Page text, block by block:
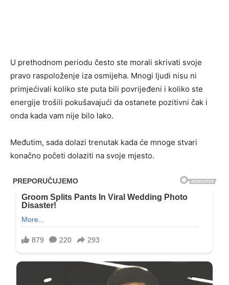
U prethodnom periodu često ste morali skrivati svoje
pravo raspoloženje iza osmijeha. Mnogi ljudi nisu ni
primjećivali koliko ste puta bili povrijeđeni i koliko ste
energije trošili pokušavajući da ostanete pozitivni čak i
onda kada vam nije bilo lako.
Međutim, sada dolazi trenutak kada će mnoge stvari
konačno početi dolaziti na svoje mjesto.